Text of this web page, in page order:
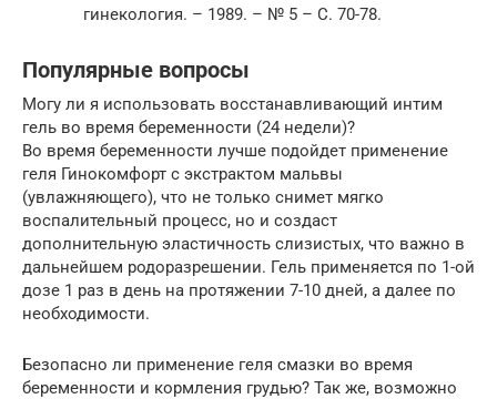
гинекология. – 1989. – № 5 – С. 70-78.
Популярные вопросы
Могу ли я использовать восстанавливающий интим
гель во время беременности (24 недели)?
Во время беременности лучше подойдет применение
геля Гинокомфорт с экстрактом мальвы
(увлажняющего), что не только снимет мягко
воспалительный процесс, но и создаст
дополнительную эластичность слизистых, что важно в
дальнейшем родоразрешении. Гель применяется по 1-ой
дозе 1 раз в день на протяжении 7-10 дней, а далее по
необходимости.
Безопасно ли применение геля смазки во время
беременности и кормления грудью? Так же, возможно